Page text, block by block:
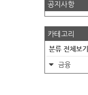
공지사항
카테고리
분류 전체보기
금융